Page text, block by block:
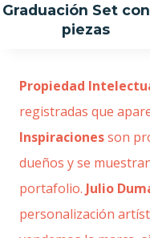
Graduación Set con
piezas
Propiedad
registradas que
Inspiracionesson
dueños y se
portafolio. Julio
personalización